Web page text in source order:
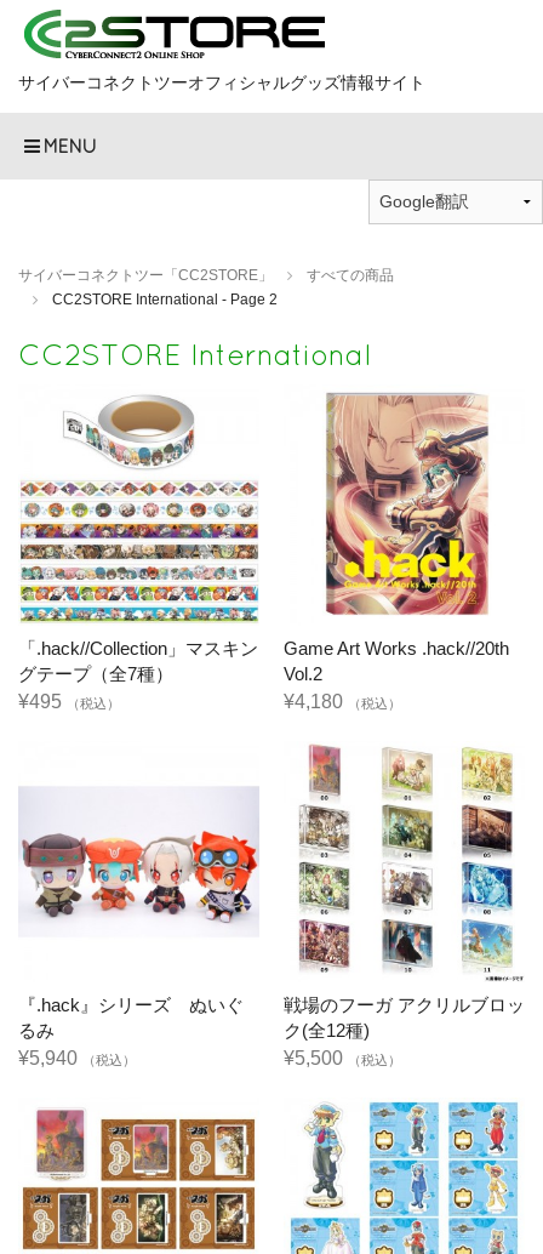
サイバーコネクトツーオフィシャルグッズ情報サイト
MENU
サイバーコネクトツー「CC2STORE」
すべての商品
CC2STORE International - Page 2
CC2STORE International
「.hack//Collection」マスキン
グテープ（全7種）
¥495
（税込）
Game Art Works .hack//20th
Vol.2
¥4,180
（税込）
『.hack』シリーズ ぬいぐ
るみ
¥5,940
（税込）
戦場のフーガ アクリルブロッ
ク(全12種)
¥5,500
（税込）